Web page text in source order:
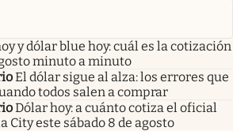
y dólar blue hoy: cuál es la cotización
minuto a minuto
El dólar sigue al alza: los errores que
todos salen a comprar
Dólar hoy: a cuánto cotiza el oficial
City este sábado 8 de agosto